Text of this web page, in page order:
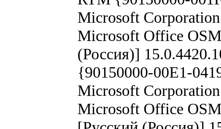
Microsoft
Microsoft Office
(Россия)]
{90150000-00E1-
Microsoft
Microsoft Office